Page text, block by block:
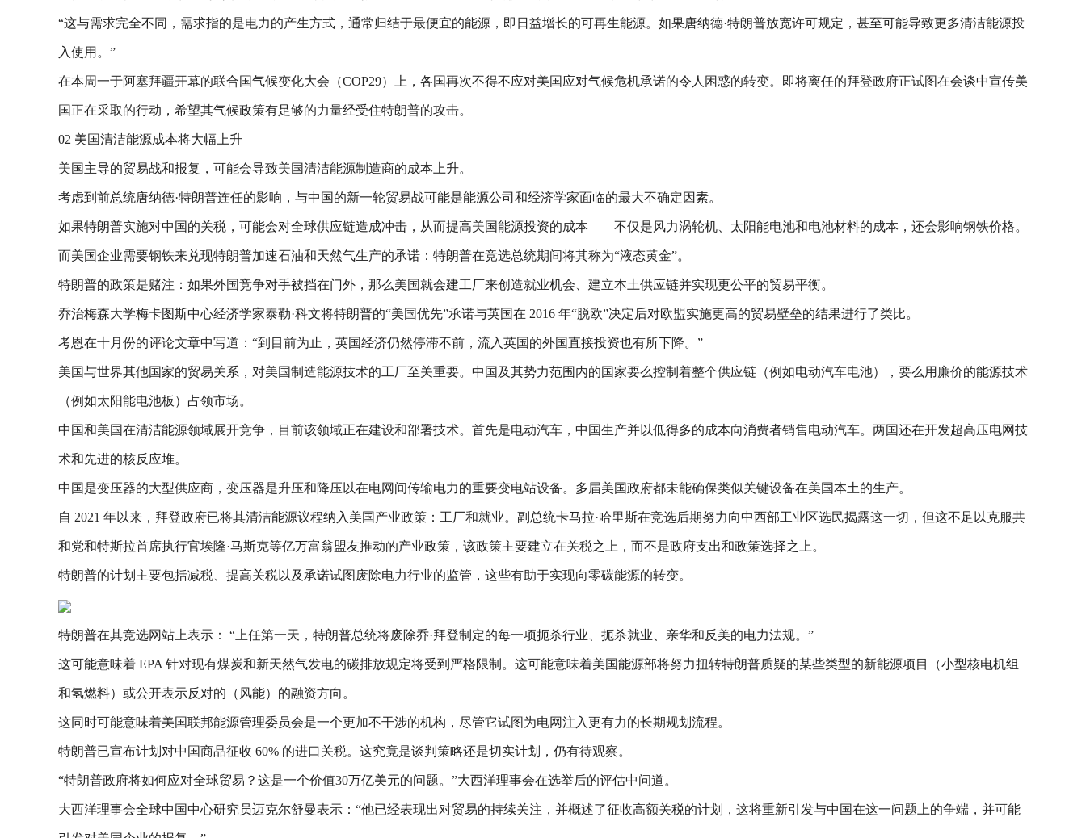
“这与需求完全不同，需求指的是电力的产生方式，通常归结于最便宜的能源，即日益增长的可再生能源。如果唐纳德·特朗普放宽许可规定，甚至可能导致更多清洁能源投
入使用。”
在本周一于阿塞拜疆开幕的联合国气候变化大会（COP29）上，各国再次不得不应对美国应对气候危机承诺的令人困惑的转变。即将离任的拜登政府正试图在会谈中宣传美
国正在采取的行动，希望其气候政策有足够的力量经受住特朗普的攻击。
02 美国清洁能源成本将大幅上升
美国主导的贸易战和报复，可能会导致美国清洁能源制造商的成本上升。
考虑到前总统唐纳德·特朗普连任的影响，与中国的新一轮贸易战可能是能源公司和经济学家面临的最大不确定因素。
如果特朗普实施对中国的关税，可能会对全球供应链造成冲击，从而提高美国能源投资的成本——不仅是风力涡轮机、太阳能电池和电池材料的成本，还会影响钢铁价格。
而美国企业需要钢铁来兑现特朗普加速石油和天然气生产的承诺：特朗普在竞选总统期间将其称为“液态黄金”。
特朗普的政策是赌注：如果外国竞争对手被挡在门外，那么美国就会建工厂来创造就业机会、建立本土供应链并实现更公平的贸易平衡。
乔治梅森大学梅卡图斯中心经济学家泰勒·科文将特朗普的“美国优先”承诺与英国在 2016 年“脱欧”决定后对欧盟实施更高的贸易壁垒的结果进行了类比。
考恩在十月份的评论文章中写道：“到目前为止，英国经济仍然停滞不前，流入英国的外国直接投资也有所下降。”
美国与世界其他国家的贸易关系，对美国制造能源技术的工厂至关重要。中国及其势力范围内的国家要么控制着整个供应链（例如电动汽车电池），要么用廉价的能源技术
（例如太阳能电池板）占领市场。
中国和美国在清洁能源领域展开竞争，目前该领域正在建设和部署技术。首先是电动汽车，中国生产并以低得多的成本向消费者销售电动汽车。两国还在开发超高压电网技
术和先进的核反应堆。
中国是变压器的大型供应商，变压器是升压和降压以在电网间传输电力的重要变电站设备。多届美国政府都未能确保类似关键设备在美国本土的生产。
自 2021 年以来，拜登政府已将其清洁能源议程纳入美国产业政策：工厂和就业。副总统卡马拉·哈里斯在竞选后期努力向中西部工业区选民揭露这一切，但这不足以克服共
和党和特斯拉首席执行官埃隆·马斯克等亿万富翁盟友推动的产业政策，该政策主要建立在关税之上，而不是政府支出和政策选择之上。
特朗普的计划主要包括减税、提高关税以及承诺试图废除电力行业的监管，这些有助于实现向零碳能源的转变。
特朗普在其竞选网站上表示： “上任第一天，特朗普总统将废除乔·拜登制定的每一项扼杀行业、扼杀就业、亲华和反美的电力法规。”
这可能意味着 EPA 针对现有煤炭和新天然气发电的碳排放规定将受到严格限制。这可能意味着美国能源部将努力扭转特朗普质疑的某些类型的新能源项目（小型核电机组
和氢燃料）或公开表示反对的（风能）的融资方向。
这同时可能意味着美国联邦能源管理委员会是一个更加不干涉的机构，尽管它试图为电网注入更有力的长期规划流程。
特朗普已宣布计划对中国商品征收 60% 的进口关税。这究竟是谈判策略还是切实计划，仍有待观察。
“特朗普政府将如何应对全球贸易？这是一个价值30万亿美元的问题。”大西洋理事会在选举后的评估中问道。
大西洋理事会全球中国中心研究员迈克尔舒曼表示：“他已经表现出对贸易的持续关注，并概述了征收高额关税的计划，这将重新引发与中国在这一问题上的争端，并可能